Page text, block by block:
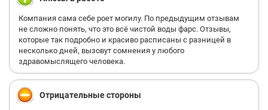
Компания сама себе роет могилу. По предыдущим отзывам
не сложно понять, что это всё чистой воды фарс. Отзывы,
которые так подробно и красиво расписаны с разницей в
несколько дней, вызовут сомнения у любого
здравомыслящего человека.
Отрицательные стороны